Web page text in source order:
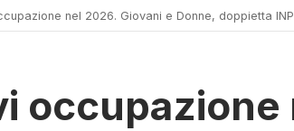
nel 2026. Giovani e Donne, doppietta
occupazione